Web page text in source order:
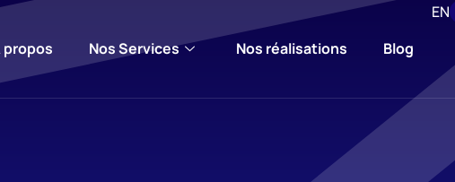
propos Nos Services Nos réalisations Blog
EN